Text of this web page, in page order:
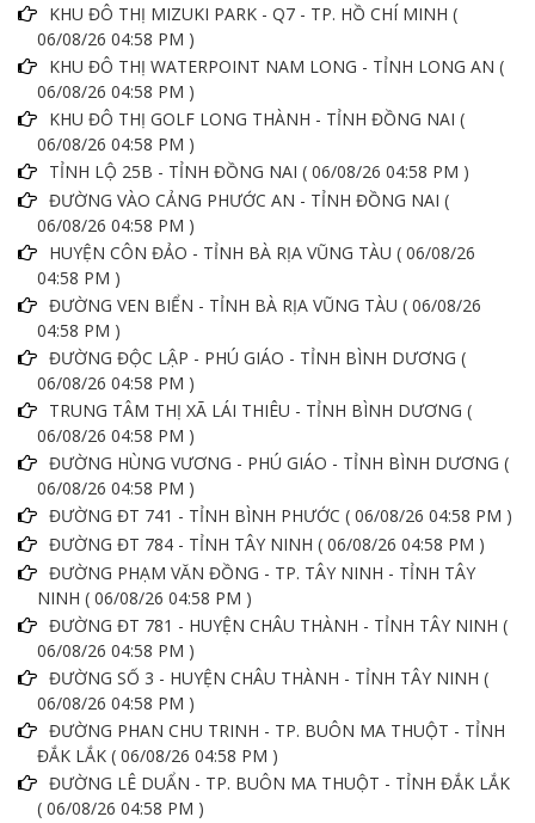
KHU ĐÔ THỊ MIZUKI PARK - Q7 - TP. HỒ CHÍ MINH (
06/08/26 04:58 PM )
KHU ĐÔ THỊ WATERPOINT NAM LONG - TỈNH LONG AN (
06/08/26 04:58 PM )
KHU ĐÔ THỊ GOLF LONG THÀNH - TỈNH ĐỒNG NAI (
06/08/26 04:58 PM )
TỈNH LỘ 25B - TỈNH ĐỒNG NAI ( 06/08/26 04:58 PM )
ĐƯỜNG VÀO CẢNG PHƯỚC AN - TỈNH ĐỒNG NAI (
06/08/26 04:58 PM )
HUYỆN CÔN ĐẢO - TỈNH BÀ RỊA VŨNG TÀU ( 06/08/26
04:58 PM )
ĐƯỜNG VEN BIỂN - TỈNH BÀ RỊA VŨNG TÀU ( 06/08/26
04:58 PM )
ĐƯỜNG ĐỘC LẬP - PHÚ GIÁO - TỈNH BÌNH DƯƠNG (
06/08/26 04:58 PM )
TRUNG TÂM THỊ XÃ LÁI THIÊU - TỈNH BÌNH DƯƠNG (
06/08/26 04:58 PM )
ĐƯỜNG HÙNG VƯƠNG - PHÚ GIÁO - TỈNH BÌNH DƯƠNG (
06/08/26 04:58 PM )
ĐƯỜNG ĐT 741 - TỈNH BÌNH PHƯỚC ( 06/08/26 04:58 PM )
ĐƯỜNG ĐT 784 - TỈNH TÂY NINH ( 06/08/26 04:58 PM )
ĐƯỜNG PHẠM VĂN ĐỒNG - TP. TÂY NINH - TỈNH TÂY
NINH ( 06/08/26 04:58 PM )
ĐƯỜNG ĐT 781 - HUYỆN CHÂU THÀNH - TỈNH TÂY NINH (
06/08/26 04:58 PM )
ĐƯỜNG SỐ 3 - HUYỆN CHÂU THÀNH - TỈNH TÂY NINH (
06/08/26 04:58 PM )
ĐƯỜNG PHAN CHU TRINH - TP. BUÔN MA THUỘT - TỈNH
ĐẮK LẮK ( 06/08/26 04:58 PM )
ĐƯỜNG LÊ DUẨN - TP. BUÔN MA THUỘT - TỈNH ĐẮK LẮK
( 06/08/26 04:58 PM )